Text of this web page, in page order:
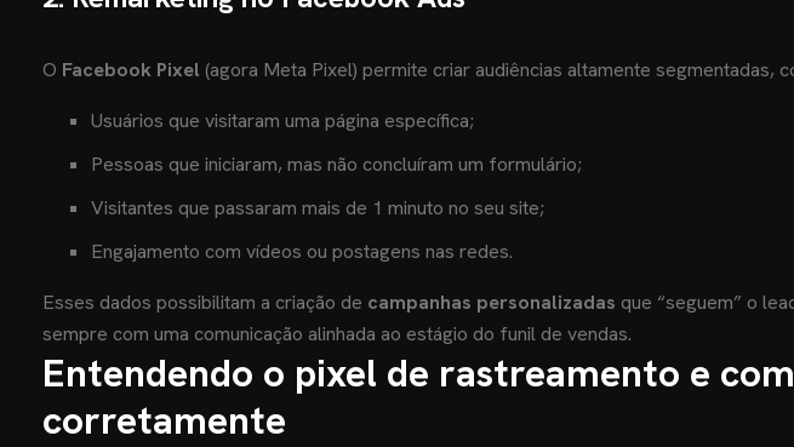
O Facebook Pixel (agora Meta Pixel) permite criar audiências altamente segmentadas,
Usuários que visitaram uma página específica;
Pessoas que iniciaram, mas não concluíram um formulário;
Visitantes que passaram mais de 1 minuto no seu site;
Engajamento com vídeos ou postagens nas redes.
Esses dados possibilitam a criação de campanhas personalizadas que “seguem” o
sempre com uma comunicação alinhada ao estágio do funil de vendas.
Entendendo o pixel de rastreamento e
corretamente